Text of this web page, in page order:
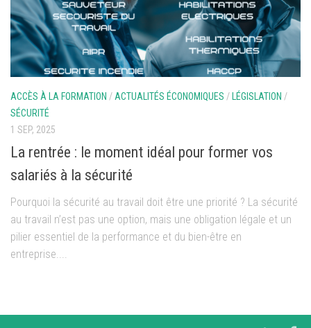
Langues
Contactez nous
ACCÈS À LA FORMATION / ACTUALITÉS ÉCONOMIQUES / LÉGISLATION /
SÉCURITÉ
1 SEP, 2025
La rentrée : le moment idéal pour former vos
salariés à la sécurité
Pourquoi la sécurité au travail doit être une priorité ? La sécurité
au travail n’est pas une option, mais une obligation légale et un
pilier essentiel de la performance et du bien-être en
entreprise....